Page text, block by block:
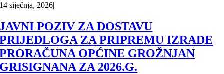
14 siječnja, 2026|
JAVNI POZIV ZA DOSTAVU
PRIJEDLOGA ZA PRIPREMU IZRADE
PRORAČUNA OPĆINE GROŽNJAN
GRISIGNANA ZA 2026.G.